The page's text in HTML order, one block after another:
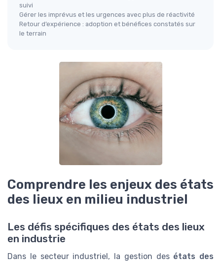
suivi
Gérer les imprévus et les urgences avec plus de réactivité
Retour d’expérience : adoption et bénéfices constatés sur
le terrain
Comprendre les enjeux des états
des lieux en milieu industriel
Les défis spécifiques des états des lieux
en industrie
Dans le secteur industriel, la gestion des états des